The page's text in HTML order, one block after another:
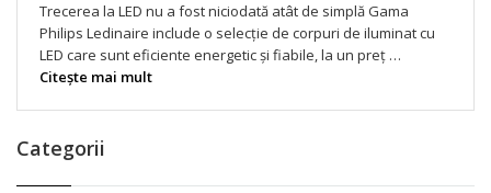
Trecerea la LED nu a fost niciodată atât de simplă Gama
Philips Ledinaire include o selecţie de corpuri de iluminat cu
LED care sunt eficiente energetic şi fiabile, la un preţ …
Citeşte mai mult
Categorii